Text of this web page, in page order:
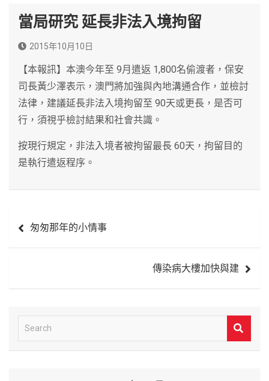
當局研究 延長非法入境拘留
2015年10月10日
【本報訊】本澳今年至 9月遣返 1,800名偷渡者，保安
司長黃少澤表示，澳門將加強與內地溝通合作，並檢討
法律，建議延長非法入境拘留至 90天或更長，是否可
行，須視乎檢討結果和社會共識。
按現行規定，非法入境者被拘留最長 60天，拘留目的
是執行遣返程序。
章 匆匆那年的小情事
傳染病大樓加快與建
e